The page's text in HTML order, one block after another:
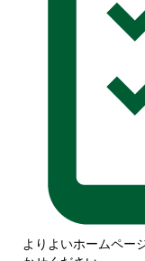
よりよいホームペー